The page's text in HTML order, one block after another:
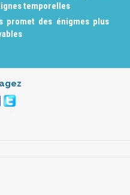
temporelles
promet des énigmes plus